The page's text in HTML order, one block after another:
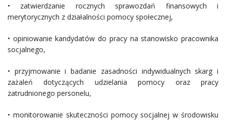
• zatwierdzanie rocznych sprawozdań finansowych i
merytorycznych z działalności pomocy społecznej,
• opiniowanie kandydatów do pracy na stanowisko pracownika
socjalnego,
• przyjmowanie i badanie zasadności indywidualnych skarg i
zażaleń dotyczących udzielania pomocy oraz pracy
zatrudnionego personelu,
• monitorowanie skuteczności pomocy socjalnej w środowisku